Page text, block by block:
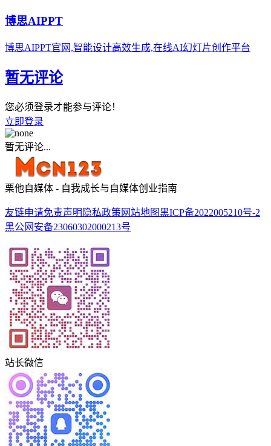
博思AIPPT
博思AIPPT官网,智能设计高效生成,在线AI幻灯片创作平台
暂无评论
您必须登录才能参与评论！
立即登录
暂无评论...
栗他自媒体 - 自我成长与自媒体创业指南
友链申请免责声明 隐私政策 网站地图黑ICP备2022005210号-2
黑公网安备23060302000213号
站长微信